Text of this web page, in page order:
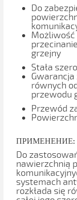
Do
grzejny
Stała
równych
przewodu
Przewód
ПРИМЕНЕНИЕ:
Do
nawierzchnią
systemach
rozkłada się